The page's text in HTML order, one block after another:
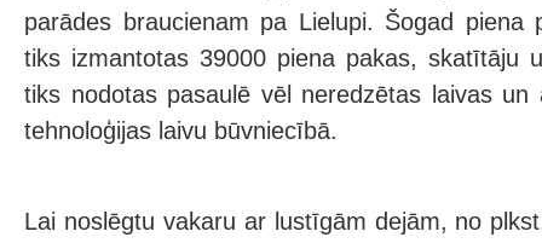
parādes braucienam pa Lielupi. Šogad piena
tiks izmantotas 39000 piena pakas, skatītāju
tiks nodotas pasaulē vēl neredzētas laivas un
tehnoloģijas laivu būvniecībā.
Lai noslēgtu vakaru ar lustīgām dejām, no